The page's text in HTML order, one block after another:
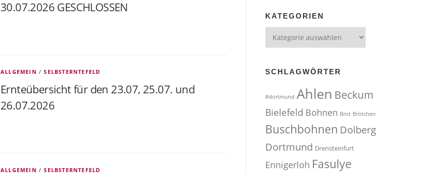
30.07.2026 GESCHLOSSEN
ALLGEMEIN /SELBSTERNTEFELD
Ernteübersicht für den 23.07, 25.07. und
26.07.2026
ALLGEMEIN /SELBSTERNTEFELD
KATEGORIEN
SCHLAGWÖRTER
#dortmund Ahlen Beckum
Bielefeld Bohnen Brot Brötchen
Buschbohnen Dolberg
Dortmund Drensteinfurt
Ennigerloh Fasulye